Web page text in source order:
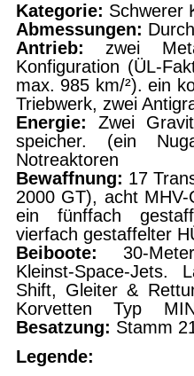
Kategorie: Schwerer
Abmessungen:
Antrieb: zwei
Konfiguration (ÜL-
max. 985 km/²). ein
Triebwerk, zwei
Energie: Zwei
spei­cher. (ein
Notreaktoren
Bewaffnung: 17
2000 GT), acht
ein fünffach
vierfach gestaffelter
Beiboote: 30-
Kleinst-Space-Jets.
Shift, Glei­ter &
Korvetten Typ
Besatzung: Stamm
Legende: